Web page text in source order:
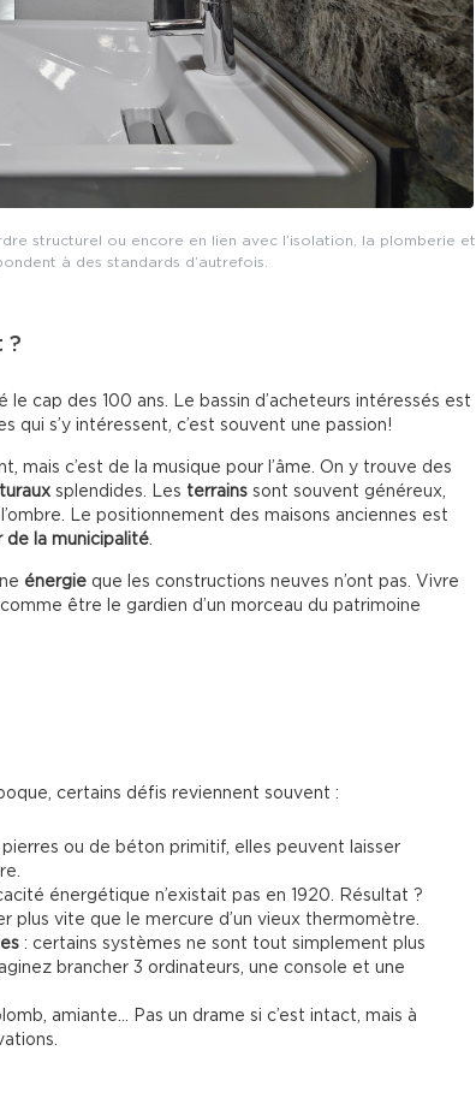
structurel ou encore en lien avec l’isolation, la plomberie et
à des standards d’autrefois.
?
cap des 100 ans. Le bassin d’acheteurs intéressés est
s’y intéressent, c’est souvent une passion!
mais c’est de la musique pour l’âme. On y trouve des
splendides. Les terrains sont souvent généreux,
Le positionnement des maisons anciennes est
la municipalité
énergie que les constructions neuves n’ont pas. Vivre
être le gardien d’un morceau du patrimoine
certains défis reviennent souvent :
ou de béton primitif, elles peuvent laisser
énergétique n’existait pas en 1920. Résultat ?
plus vite que le mercure d’un vieux thermomètre.
: certains systèmes ne sont tout simplement plus
brancher 3 ordinateurs, une console et une
amiante… Pas un drame si c’est intact, mais à